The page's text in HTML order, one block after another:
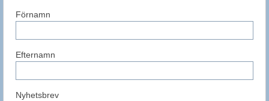
Förnamn
Efternamn
Nyhetsbrev